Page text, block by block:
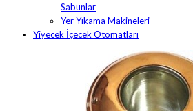
Sabunlar
Yer Yıkama Makineleri
Yiyecek İçecek Otomatları